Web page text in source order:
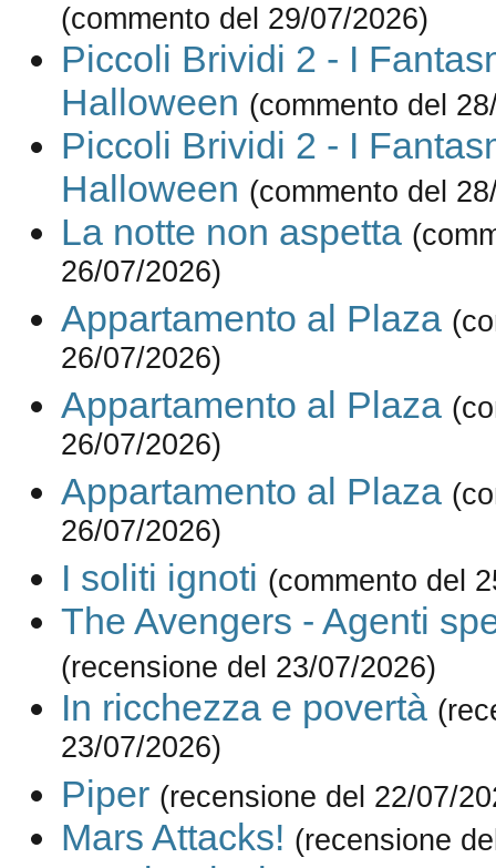
(commento del 29/07/2026)
Piccoli Brividi 2 - I
Halloween (commento del
Piccoli Brividi 2 - I
Halloween (commento del
La notte non aspetta
26/07/2026)
Appartamento al Plaza
26/07/2026)
Appartamento al Plaza
26/07/2026)
Appartamento al Plaza
26/07/2026)
I soliti ignoti (commento del
The Avengers - Agenti
(recensione del 23/07/2026)
In ricchezza e povertà
23/07/2026)
Piper (recensione del 22/07/
Mars Attacks! (recensione